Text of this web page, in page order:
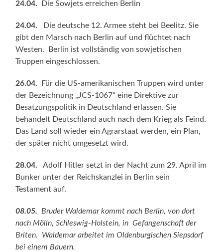
24.04. Die Sowjets erreichen Berlin
24.04. Die deutsche 12. Armee steht bei Beelitz. Sie
gibt den Marsch nach Berlin auf und flüchtet nach
Westen. Berlin ist vollständig von sowjetischen
Truppen eingeschlossen.
26.04.
Für die US-amerikanischen Truppen wird unter
der Bezeichnung „JCS-1067“ eine Direktive zur
Besatzungspolitik in Deutschland erlassen. Sie
behandelt Deutschland auch nach dem Krieg als Feind.
Das Land soll wieder ein Agrarstaat werden, ein Plan,
der später nicht umgesetzt wird.
28.04. Adolf Hitler setzt in der Nacht zum 29. April im
Bunker unter der Reichskanzlei in Berlin sein
Testament auf.
08.05. Bruder Waldemar kommt nach Berlin, von dort
nach Mölln, Schleswig-Holstein, in Gefangenschaft der
Briten. Waldemar arbeitet im Oldenburgischen Siepsdorf
bei einem Bauern.